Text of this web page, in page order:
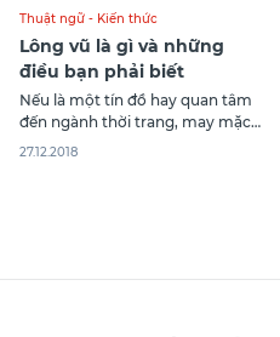
Thuật ngữ - Kiến thức
Lông vũ là gì và những
điều bạn phải biết
Nếu là một tín đồ hay quan tâm
đến ngành thời trang, may mặc
thì chắc hẳn bạn đã có lần nghe
27.12.2018